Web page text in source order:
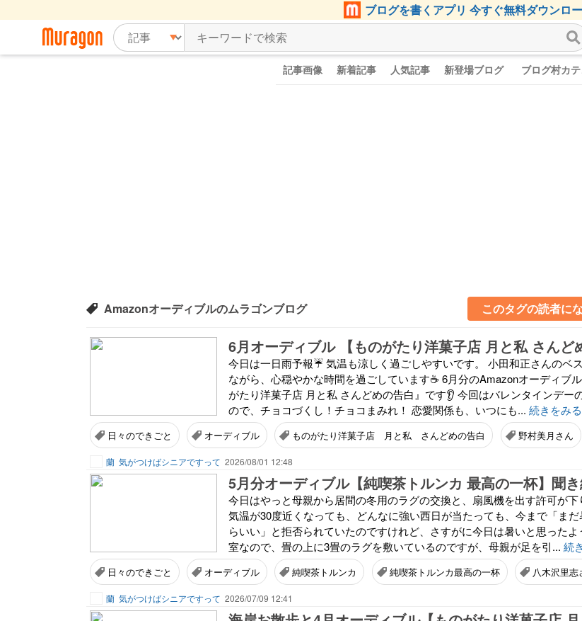
ブログを書くアプリ 今すぐ無料ダウンロ
記事画像 新着記事 人気記事 新登場ブログ ブログ村カ
Amazonオーディブルのムラゴンブログ このタグの読者に
今日は一日雨予報☔ 気温も涼しく過ごしやすいです。 小田和正さんのベ
ながら、心穏やかな時間を過ごしています☕ 6月分のAmazonオーディブ
がたり洋菓子店 月と私 さんどめの告白』です👂️ 今回はバレンタインデー
ので、チョコづくし！チョコまみれ！ 恋愛関係も、いつにも... 続きをみる
日々のできごと オーディブル ものがたり洋菓子店 月と私 さんどめの告白 野村美月さん
蘭 気がつけばシニアですって 2026/08/01 12:48
今日はやっと母親から居間の冬用のラグの交換と、扇風機を出す許可が下
気温が30度近くなっても、どんなに強い西日が当たっても、今まで「ま
らいい」と拒否られていたのですけれど、さすがに今日は暑いと思ったよ
室なので、畳の上に3畳のラグを敷いているのですが、母親が足を引... 続
日々のできごと オーディブル 純喫茶トルンカ 純喫茶トルンカ最高の一杯 八木沢里志
蘭 気がつけばシニアですって 2026/07/09 12:41